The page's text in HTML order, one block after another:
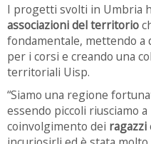
I progetti svolti in Umbria
associazioni del territorio
fondamentale, mettendo a
per i corsi e creando una
territoriali Uisp.
“Siamo una regione
essendo piccoli riusciamo
coinvolgimento dei ragazzi